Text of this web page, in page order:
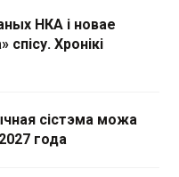
НКА і новае
Хронікі
сістэма можа
года